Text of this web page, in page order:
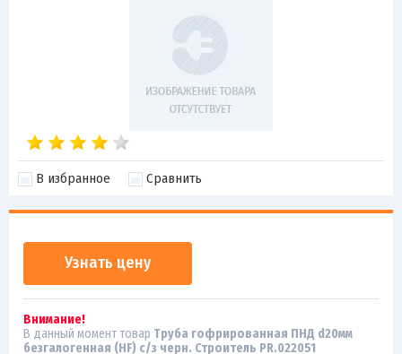
В избранное Сравнить
Узнать цену
Внимание!
В данный момент товар Труба гофрированная ПНД d20мм
безгалогенная (HF) с/з черн. Строитель PR.022051